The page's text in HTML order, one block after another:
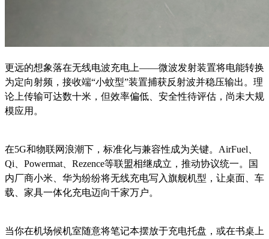
更远的想象落在无线电波充电上——微波发射装置将电能转换
为定向射频，接收端“小蚊型”装置捕获反射波并稳压输出。理
论上传输可达数十米，但效率偏低、安全性待评估，尚未大规
模应用。
在5G和物联网浪潮下，标准化与兼容性成为关键。AirFuel、
Qi、Powermat、Rezence等联盟相继成立，推动协议统一。国
内厂商小米、华为纷纷将无线充电写入旗舰机型，让桌面、车
载、家具一体化充电迈向千家万户。
当你在机场候机室随意将笔记本摆放于充电托盘，或在书桌上